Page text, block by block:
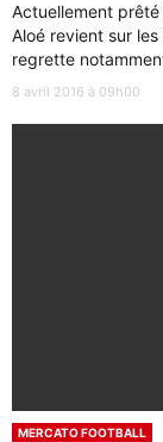
Actuellement prêté
Aloé revient sur
regrette
8 avril 2016 à 09h00
MERCATO FOOTBALL